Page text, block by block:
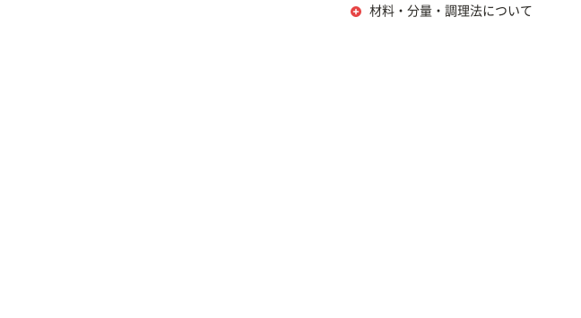
材料・分量・調理法について